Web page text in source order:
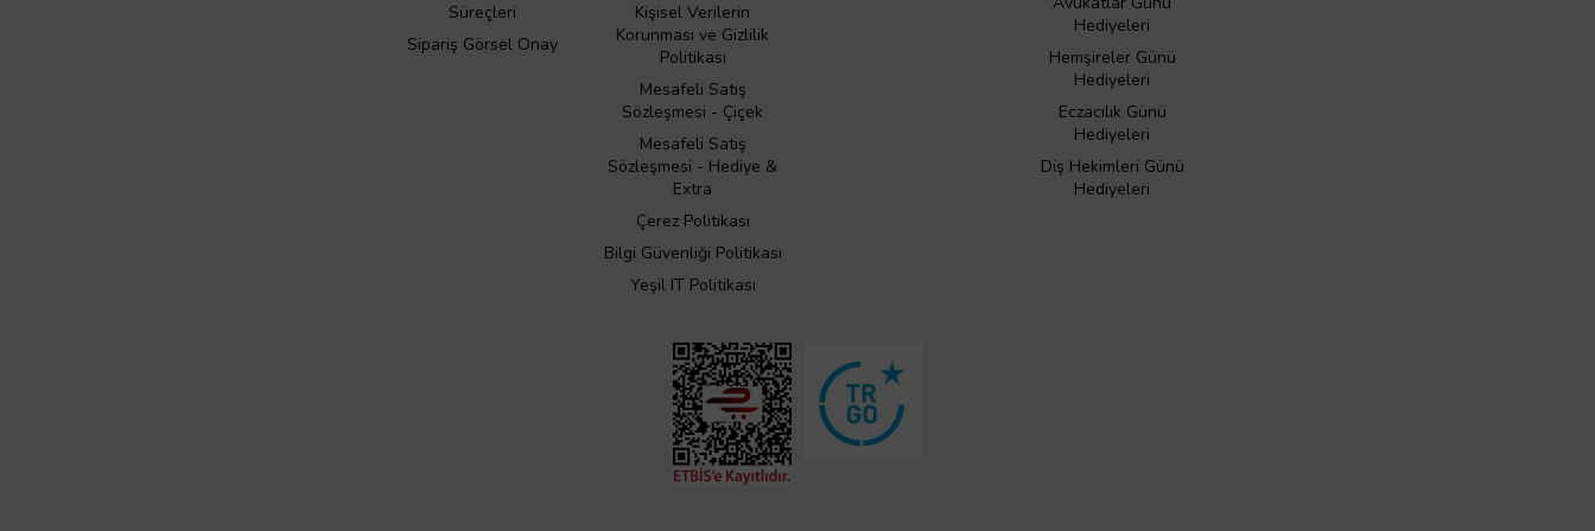
Süreçleri
Sipariş Görsel Onay
Kişisel Verilerin
Korunması ve Gizlilik
Politikası
Mesafeli Satış
Sözleşmesi - Çiçek
Mesafeli Satış
Sözleşmesi - Hediye &
Extra
Çerez Politikası
Bilgi Güvenliği Politikası
Yeşil IT Politikası
Hediyeleri
Hemşireler Günü
Hediyeleri
Eczacılık Günü
Hediyeleri
Diş Hekimleri Günü
Hediyeleri